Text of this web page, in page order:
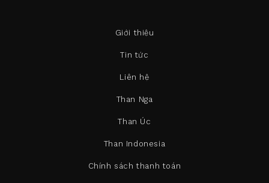
Giới thiệu
Tin tức
Liên hệ
Than Nga
Than Úc
Than Indonesia
Chính sách thanh toán